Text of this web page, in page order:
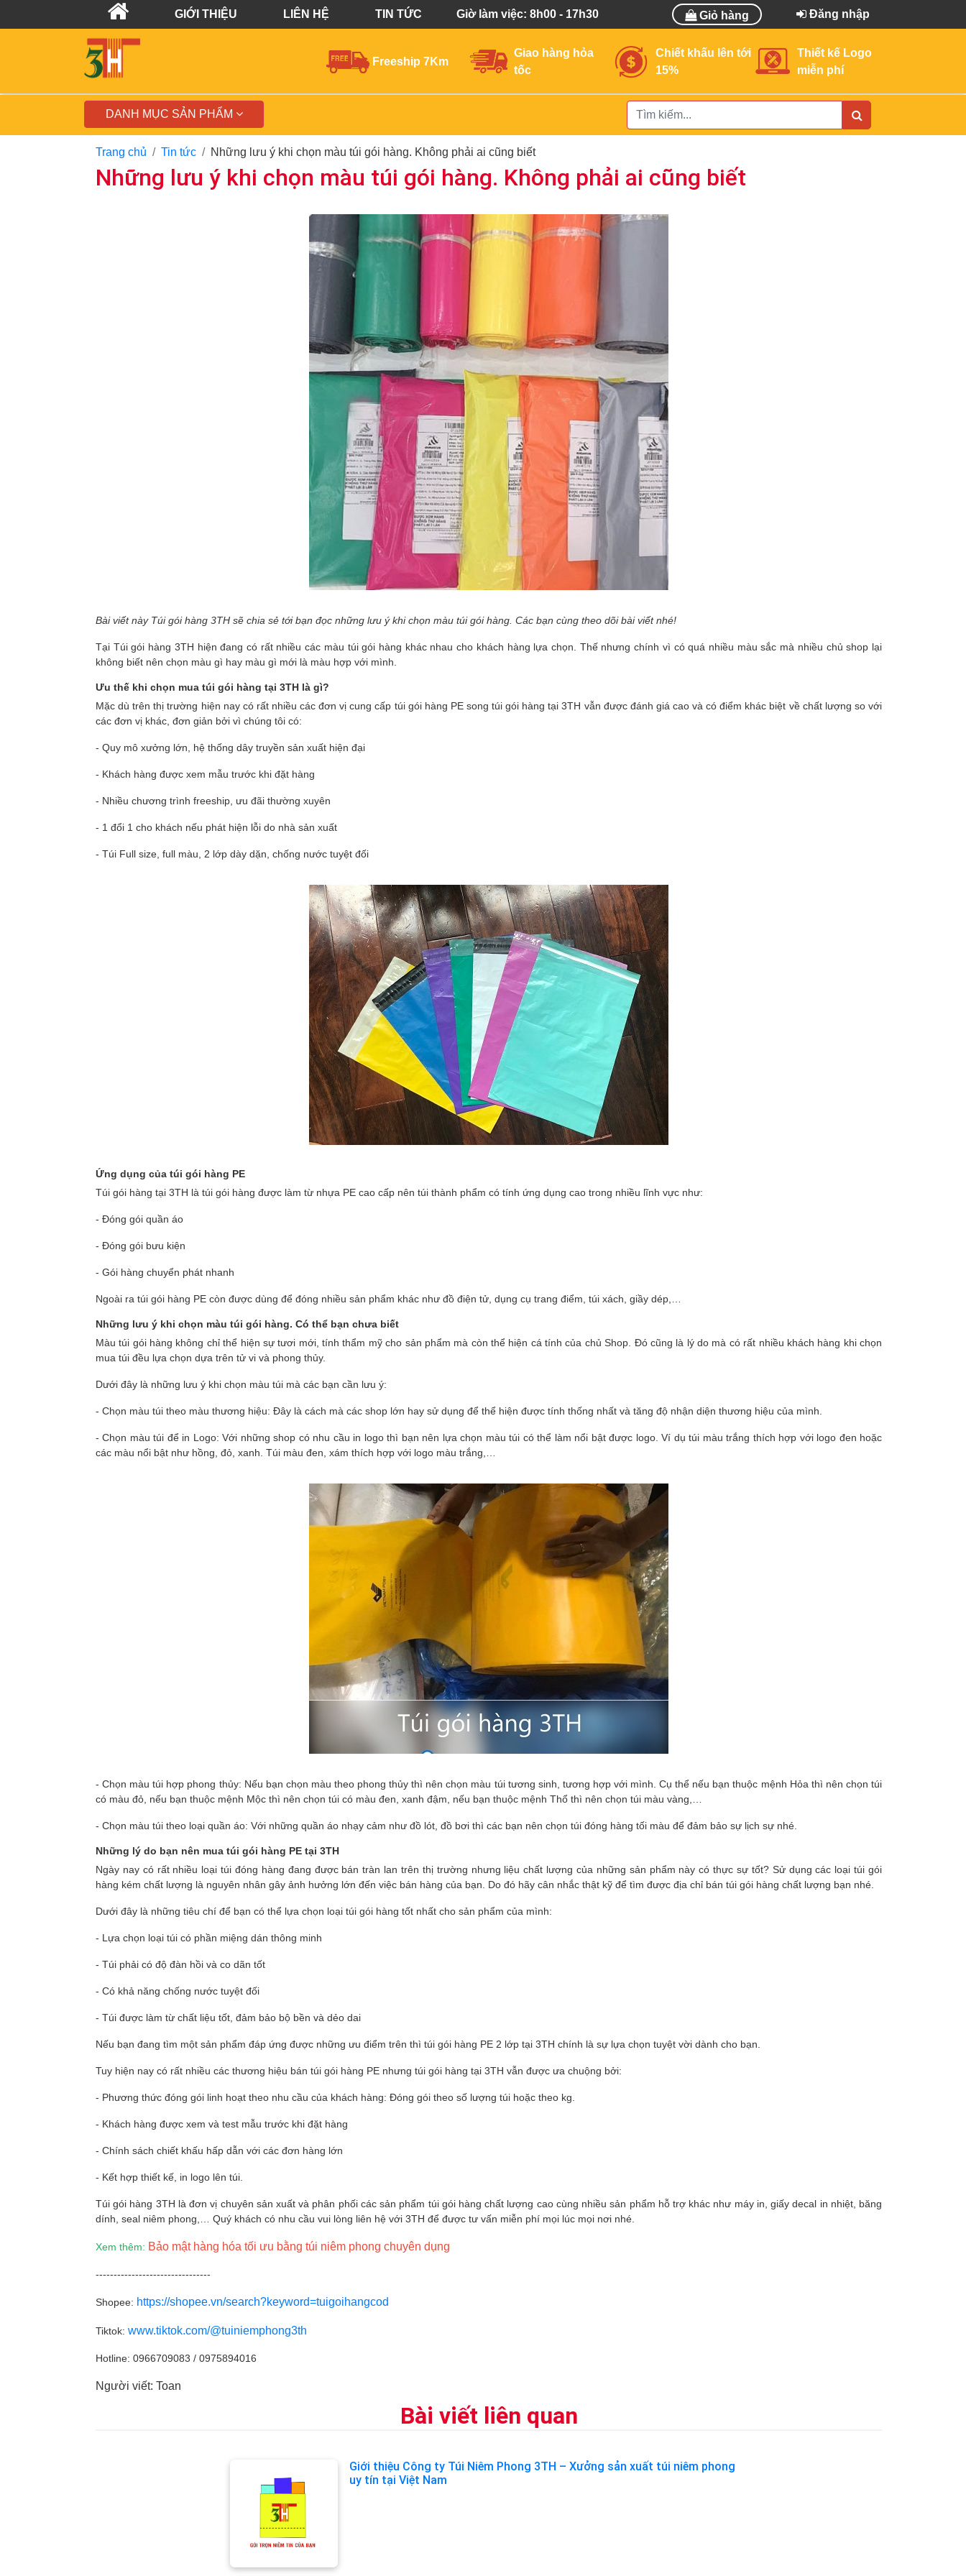
GIỚI THIỆU LIÊN HỆ TIN TỨC Giờ làm việc: 8h00 - 17h30 Giỏ hàng Đăng nhập
Freeship 7Km
Giao hàng hỏa
tốc
Chiết khấu lên tới
15%
Thiết kế Logo
miễn phí
DANH MỤC SẢN PHẨM
Trang chủ Tin tức Những lưu ý khi chọn màu túi gói hàng. Không phải ai cũng biết
Những lưu ý khi chọn màu túi gói hàng. Không phải ai cũng biết
Bài viết này Túi gói hàng 3TH sẽ chia sẻ tới bạn đọc những lưu ý khi chọn màu túi gói hàng. Các bạn cùng theo dõi bài viết nhé!
Tại Túi gói hàng 3TH hiện đang có rất nhiều các màu túi gói hàng khác nhau cho khách hàng lựa chọn. Thế nhưng chính vì có quá nhiều màu sắc mà nhiều chủ shop lại
không biết nên chọn màu gì hay màu gì mới là màu hợp với mình.
Ưu thế khi chọn mua túi gói hàng tại 3TH là gì?
Mặc dù trên thị trường hiện nay có rất nhiều các đơn vị cung cấp túi gói hàng PE song túi gói hàng tại 3TH vẫn được đánh giá cao và có điểm khác biệt về chất lượng so với
các đơn vị khác, đơn giản bởi vì chúng tôi có:
- Quy mô xưởng lớn, hệ thống dây truyền sản xuất hiện đại
- Khách hàng được xem mẫu trước khi đặt hàng
- Nhiều chương trình freeship, ưu đãi thường xuyên
- 1 đổi 1 cho khách nếu phát hiện lỗi do nhà sản xuất
- Túi Full size, full màu, 2 lớp dày dặn, chống nước tuyệt đối
Ứng dụng của túi gói hàng PE
Túi gói hàng tại 3TH là túi gói hàng được làm từ nhựa PE cao cấp nên túi thành phẩm có tính ứng dụng cao trong nhiều lĩnh vực như:
- Đóng gói quần áo
- Đóng gói bưu kiện
- Gói hàng chuyển phát nhanh
Ngoài ra túi gói hàng PE còn được dùng để đóng nhiều sản phẩm khác như đồ điện tử, dụng cụ trang điểm, túi xách, giầy dép,…
Những lưu ý khi chọn màu túi gói hàng. Có thể bạn chưa biết
Màu túi gói hàng không chỉ thể hiện sự tươi mới, tính thẩm mỹ cho sản phẩm mà còn thể hiện cá tính của chủ Shop. Đó cũng là lý do mà có rất nhiều khách hàng khi chọn
mua túi đều lựa chọn dựa trên tử vi và phong thủy.
Dưới đây là những lưu ý khi chọn màu túi mà các bạn cần lưu ý:
- Chọn màu túi theo màu thương hiệu: Đây là cách mà các shop lớn hay sử dụng để thể hiện được tính thống nhất và tăng độ nhận diện thương hiệu của mình.
- Chọn màu túi để in Logo: Với những shop có nhu cầu in logo thì bạn nên lựa chọn màu túi có thể làm nổi bật được logo. Ví dụ túi màu trắng thích hợp với logo đen hoặc
các màu nổi bật như hồng, đỏ, xanh. Túi màu đen, xám thích hợp với logo màu trắng,…
- Chọn màu túi hợp phong thủy: Nếu bạn chọn màu theo phong thủy thì nên chọn màu túi tương sinh, tương hợp với mình. Cụ thể nếu bạn thuộc mệnh Hỏa thì nên chọn túi
có màu đỏ, nếu bạn thuộc mệnh Mộc thì nên chọn túi có màu đen, xanh đậm, nếu bạn thuộc mệnh Thổ thì nên chọn túi màu vàng,…
- Chọn màu túi theo loại quần áo: Với những quần áo nhạy cảm như đồ lót, đồ bơi thì các bạn nên chọn túi đóng hàng tối màu để đảm bảo sự lịch sự nhé.
Những lý do bạn nên mua túi gói hàng PE tại 3TH
Ngày nay có rất nhiều loại túi đóng hàng đang được bán tràn lan trên thị trường nhưng liệu chất lượng của những sản phẩm này có thực sự tốt? Sử dụng các loại túi gói
hàng kém chất lượng là nguyên nhân gây ảnh hưởng lớn đến việc bán hàng của bạn. Do đó hãy cân nhắc thật kỹ để tìm được địa chỉ bán túi gói hàng chất lượng bạn nhé.
Dưới đây là những tiêu chí để bạn có thể lựa chọn loại túi gói hàng tốt nhất cho sản phẩm của mình:
- Lựa chọn loại túi có phần miệng dán thông minh
- Túi phải có độ đàn hồi và co dãn tốt
- Có khả năng chống nước tuyệt đối
- Túi được làm từ chất liệu tốt, đảm bảo bộ bền và dẻo dai
Nếu bạn đang tìm một sản phẩm đáp ứng được những ưu điểm trên thì túi gói hàng PE 2 lớp tại 3TH chính là sự lựa chọn tuyệt vời dành cho bạn.
Tuy hiện nay có rất nhiều các thương hiệu bán túi gói hàng PE nhưng túi gói hàng tại 3TH vẫn được ưa chuộng bởi:
- Phương thức đóng gói linh hoạt theo nhu cầu của khách hàng: Đóng gói theo số lượng túi hoặc theo kg.
- Khách hàng được xem và test mẫu trước khi đặt hàng
- Chính sách chiết khấu hấp dẫn với các đơn hàng lớn
- Kết hợp thiết kế, in logo lên túi.
Túi gói hàng 3TH là đơn vị chuyên sản xuất và phân phối các sản phẩm túi gói hàng chất lượng cao cùng nhiều sản phẩm hỗ trợ khác như máy in, giấy decal in nhiệt, băng
dính, seal niêm phong,… Quý khách có nhu cầu vui lòng liên hệ với 3TH để được tư vấn miễn phí mọi lúc mọi nơi nhé.
Xem thêm: Bảo mật hàng hóa tối ưu bằng túi niêm phong chuyên dụng
--------------------------------
Shopee: https://shopee.vn/search?keyword=tuigoihangcod
Tiktok: www.tiktok.com/@tuiniemphong3th
Hotline: 0966709083 / 0975894016
Người viết: Toan
Bài viết liên quan
Giới thiệu Công ty Túi Niêm Phong 3TH – Xưởng sản xuất túi niêm phong
uy tín tại Việt Nam